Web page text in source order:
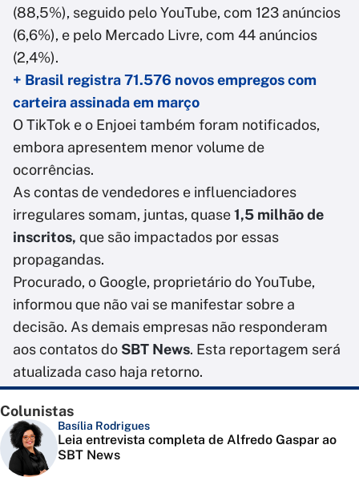
(88,5%), seguido pelo YouTube, com 123 anúncios
(6,6%), e pelo Mercado Livre, com 44 anúncios
(2,4%).
+ Brasil registra 71.576 novos empregos com
carteira assinada em março
O TikTok e o Enjoei também foram notificados,
embora apresentem menor volume de
ocorrências.
As contas de vendedores e influenciadores
irregulares somam, juntas, quase1,5 milhão de
inscritos, que são impactados por essas
propagandas.
Procurado, o Google, proprietário do YouTube,
informou que não vai se manifestar sobre a
decisão. As demais empresas não responderam
aos contatos do SBT News. Esta reportagem será
atualizada caso haja retorno.
Colunistas
Basília Rodrigues
Leia entrevista completa de Alfredo Gaspar ao
SBT News